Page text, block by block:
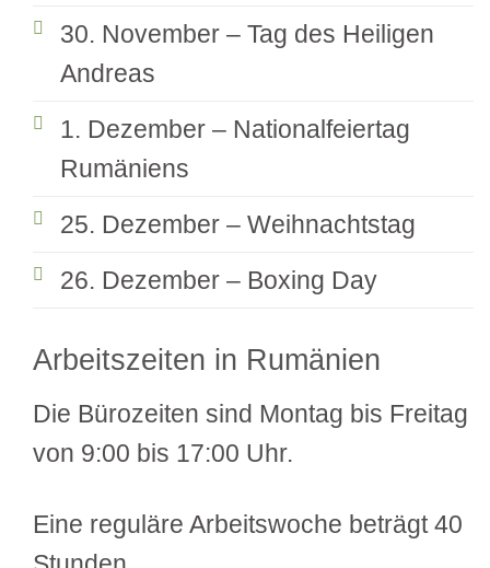
30. November – Tag des Heiligen
Andreas
1. Dezember – Nationalfeiertag
Rumäniens
25. Dezember – Weihnachtstag
26. Dezember – Boxing Day
Arbeitszeiten in Rumänien
Die Bürozeiten sind Montag bis Freitag
von 9:00 bis 17:00 Uhr.
Eine reguläre Arbeitswoche beträgt 40